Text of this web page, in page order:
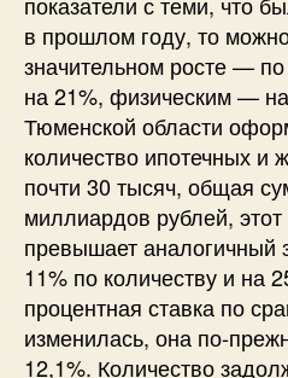
в прошлом году, то
значительном росте —
на 21%, физическим —
Тюменской области
количество ипотечных
почти 30 тысяч, общая
миллиардов рублей, этот
превышает аналогичный
11% по количеству и на
процентная ставка по
изменилась, она по-
12,1%. Количество